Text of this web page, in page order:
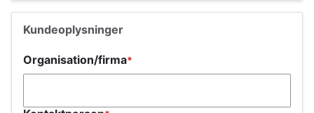
Kundeoplysninger
Organisation/firma